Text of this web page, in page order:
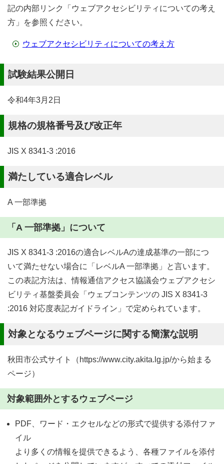
記の内部リンク「ウェブアクセシビリティについての考え
方」を参照ください。
ウェブアクセシビリティについての考え方
試験結果公開日
令和4年3月2日
規格の規格番号及び改正年
JIS X 8341-3 :2016
満たしている適合レベル
A 一部準拠
「A 一部準拠」について
JIS X 8341-3 :2016の適合レベルAの達成基準の一部につ
いて満たせない場合に「レベルA 一部準拠」と言います。
この表記方法は、情報通信アクセス協議会ウェブアクセシ
ビリティ基盤委員会「ウェブコンテンツの JIS X 8341-3
:2016 対応度表記ガイドライン」で定められています。
対象となるウェブページに関する簡潔な説明
秋田市公式サイト（https://www.city.akita.lg.jp/から始まる
ページ）
対象範囲外とするウェブページ
PDF、ワード・エクセルなどの形式で提供する添付ファ
イル
より多くの情報を提供できるよう、各種ファイルを添付